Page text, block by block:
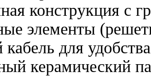
конструкция с
элементы
кабель для
керамический